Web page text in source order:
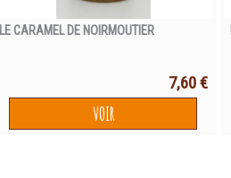
LE CARAMEL DE NOIRMOUTIER
7,60 €
VOIR